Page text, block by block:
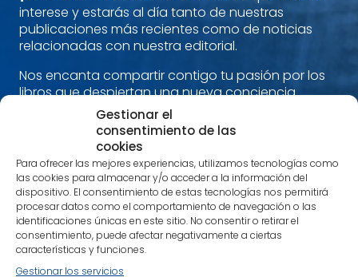
Gestionar el
consentimiento de las
cookies
Para ofrecer las mejores experiencias, utilizamos tecnologías como
las cookies para almacenar y/o acceder a la información del
dispositivo. El consentimiento de estas tecnologías nos permitirá
procesar datos como el comportamiento de navegación o las
identificaciones únicas en este sitio. No consentir o retirar el
consentimiento, puede afectar negativamente a ciertas
características y funciones.
Gestionar los servicios
interese y estarás al día tanto de nuestras
publicaciones más recientes como de noticias
relacionadas con nuestra editorial.
Nos encanta compartir contigo tu pasión por los
libros que despiertan una nueva conciencia.
Alimenta cuerpo, mente y espíritu con nuestras
recomendaciones.
¡Estamos en contacto!
Nombre*
Correo electrónico*